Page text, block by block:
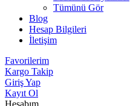
Tümünü Gör
Blog
Hesap Bilgileri
İletişim
Favorilerim
Kargo Takip
Giriş Yap
Kayıt Ol
Hesabım